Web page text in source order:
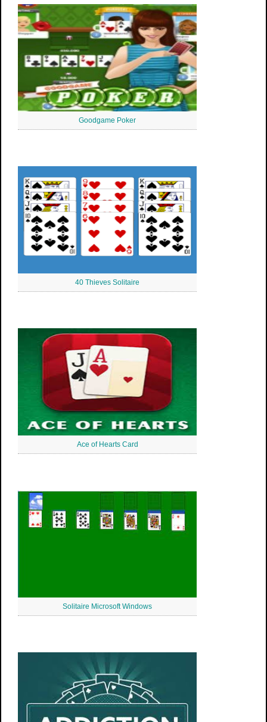
Goodgame Poker
40 Thieves Solitaire
Ace of Hearts Card
Solitaire Microsoft Windows